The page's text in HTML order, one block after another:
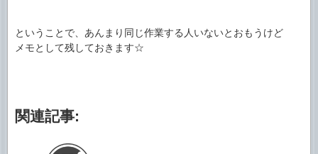
ということで、あんまり同じ作業する人いないとおもうけど
メモとして残しておきます☆
関連記事: